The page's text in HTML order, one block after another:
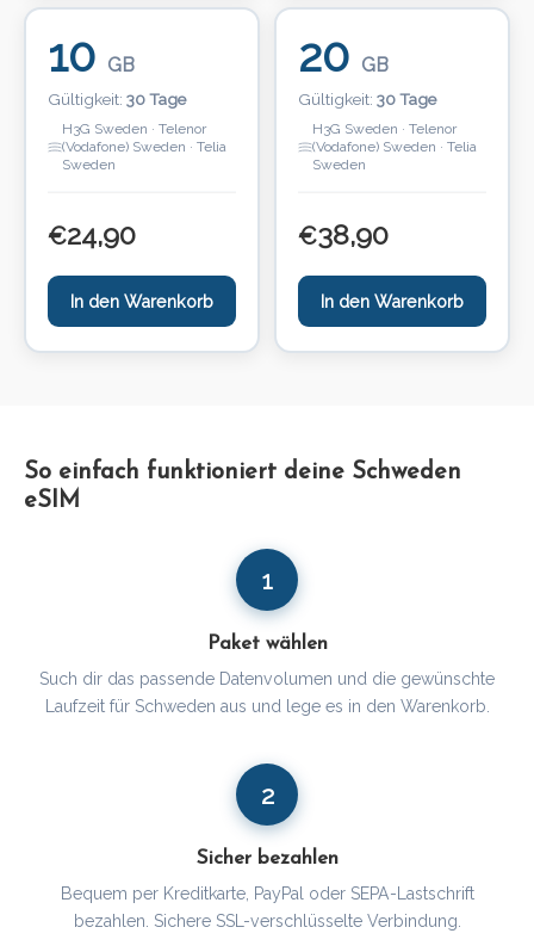
10 GB
Gültigkeit: 30 Tage
H3G Sweden · Telenor
(Vodafone) Sweden · Telia
Sweden
€24,90
In den Warenkorb
20 GB
Gültigkeit: 30 Tage
H3G Sweden · Telenor
(Vodafone) Sweden · Telia
Sweden
€38,90
In den Warenkorb
So einfach funktioniert deine Schweden
eSIM
1
Paket wählen
Such dir das passende Datenvolumen und die gewünschte
Laufzeit für Schweden aus und lege es in den Warenkorb.
2
Sicher bezahlen
Bequem per Kreditkarte, PayPal oder SEPA-Lastschrift
bezahlen. Sichere SSL-verschlüsselte Verbindung.